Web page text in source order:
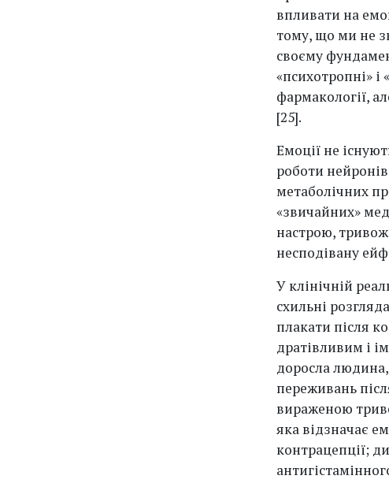
впливати на
тому, що ми не
своєму
«психотропні»
фармакології,
[25].
Емоції не
роботи
метаболічних
«звичайних»
настрою,
несподівану
У клінічній
схильні
плакати після
дратівливим і
доросла людина,
переживань
вираженою
яка відзначає
контрацепції;